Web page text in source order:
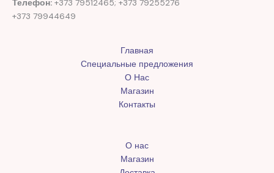
Телефон: +373 79512465; +373 79255276
+373 79944649
Главная
Специальные предложения
О Нас
Магазин
Контакты
О нас
Магазин